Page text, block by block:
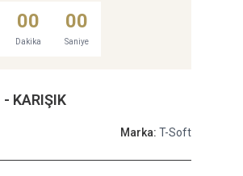
00
Dakika
00
Saniye
- KARIŞIK
Marka: T-Soft